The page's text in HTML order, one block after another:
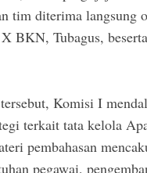
tim diterima langsung
BKN, Tubagus,
Komisi I
terkait tata kelola
pembahasan
pegawai,